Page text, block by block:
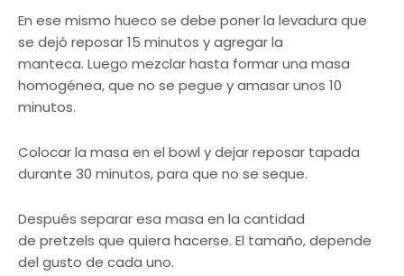
En ese mismo hueco se debe poner la levadura que
se dejó reposar 15 minutos y agregar la
manteca. Luego mezclar hasta formar una masa
homogénea, que no se pegue y amasar unos 10
minutos.
Colocar la masa en el bowl y dejar reposar tapada
durante 30 minutos, para que no se seque.
Después separar esa masa en la cantidad
de pretzels que quiera hacerse. El tamaño, depende
del gusto de cada uno.